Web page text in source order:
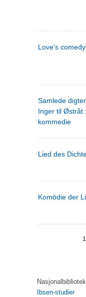
Love's
Samlede
Inger til Østråt
kommedie
Lied des
Komödie der
Ibsen-studier